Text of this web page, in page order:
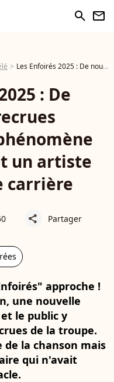
search newsletter
Les Enfoirés 2025 : De nouvelles recrues annoncées, un phénomène de la chanson et un artiste aux 60 ans de carrière
: De
un artiste
carrière
share Partager
approche !
une nouvelle
le public y
de la troupe.
la chanson mais
qui n'avait